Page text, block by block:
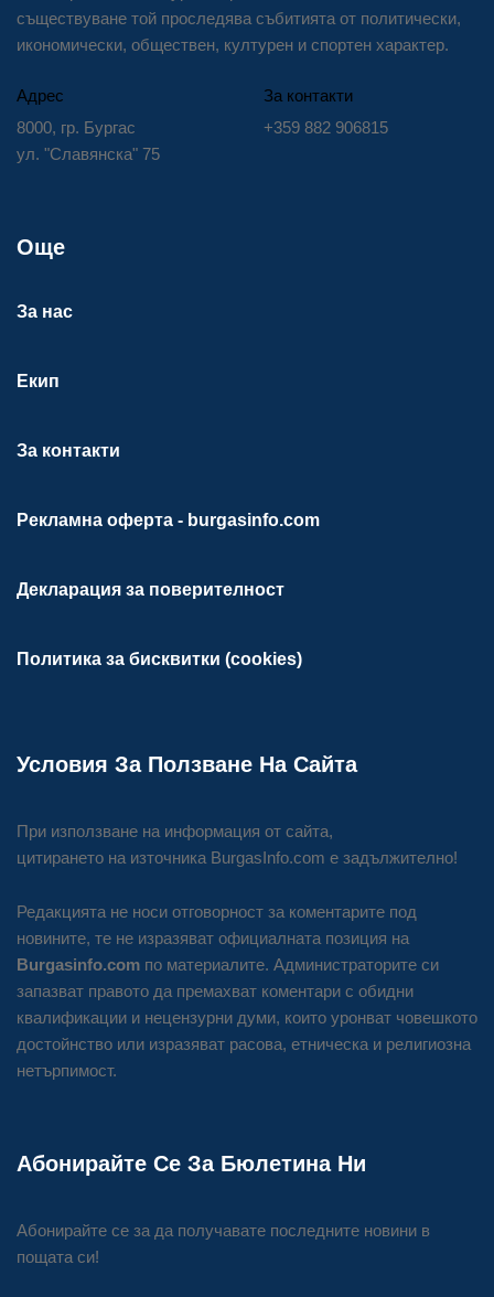
съществуване той проследява събитията от политически,
икономически, обществен, културен и спортен характер.
Адрес
8000, гр. Бургас
ул. "Славянска" 75
За контакти
+359 882 906815
Още
За нас
Екип
За контакти
Рекламна оферта - burgasinfo.com
Декларация за поверителност
Политика за бисквитки (cookies)
Условия За Ползване На Сайта
При използване на информация от сайта,
цитирането на източника BurgasInfo.com е задължително!
Редакцията не носи отговорност за коментарите под
новините, те не изразяват официалната позиция на
Burgasinfo.com по материалите. Администраторите си
запазват правото да премахват коментари с обидни
квалификации и нецензурни думи, които уронват човешкото
достойнство или изразяват расова, етническа и религиозна
нетърпимост.
Абонирайте Се За Бюлетина Ни
Абонирайте се за да получавате последните новини в
пощата си!